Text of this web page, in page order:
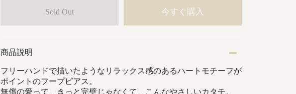
Sold Out 今すぐ購入
商品説明
フリーハンドで描いたようなリラックス感のあるハートモチーフが
ポイントのフープピアス。
無償の愛って、きっと完璧じゃなくて、こんなやさしいカタチ。